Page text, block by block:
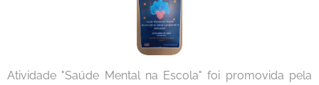
Atividade "Saúde Mental na Escola" foi promovida pela